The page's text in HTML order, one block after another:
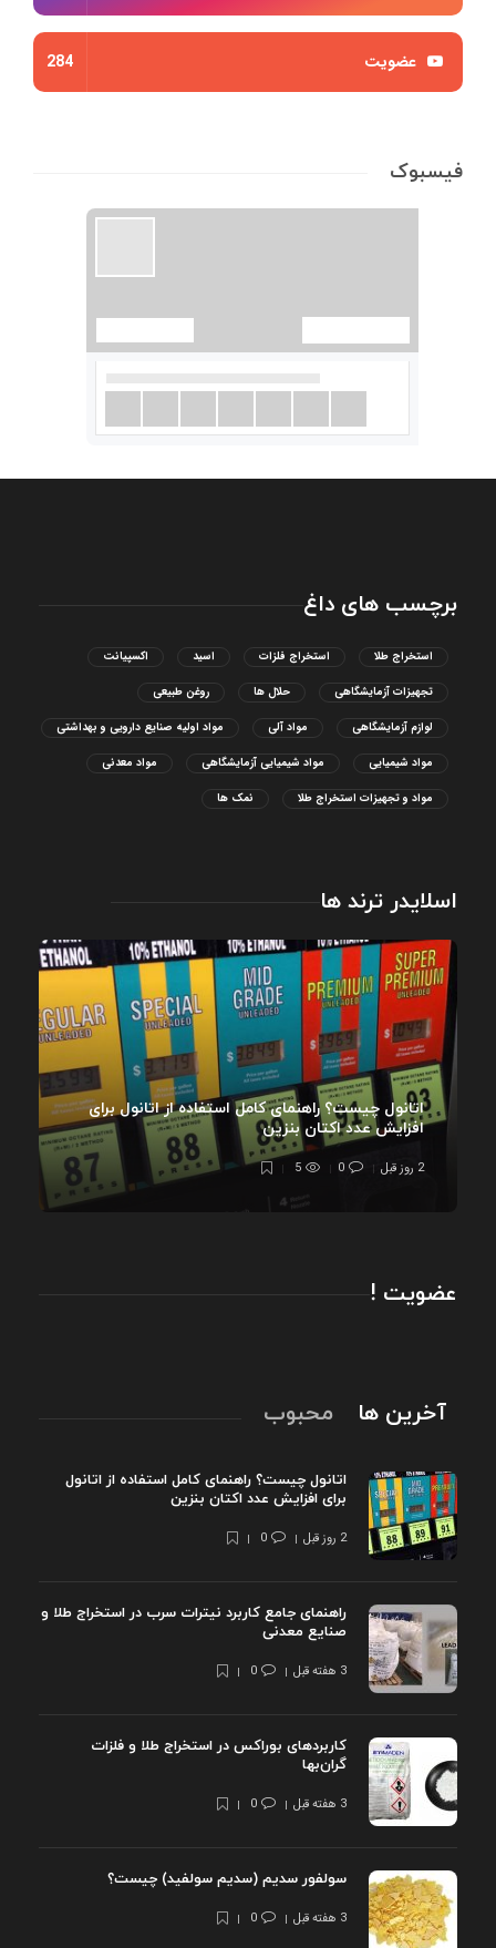
عضویت 284
فیسبوک
برچسب های داغ
استخراج طلا استخراج فلزات اسید اکسپیانت
تجهیزات آزمایشگاهی حلال ها روغن طبیعی
لوازم آزمایشگاهی مواد آلی مواد اولیه صنایع دارویی و بهداشتی
مواد شیمیایی مواد شیمیایی آزمایشگاهی مواد معدنی
مواد و تجهیزات استخراج طلا نمک ها
اسلایدر ترند ها
اتانول چیست؟ راهنمای کامل استفاده از اتانول برای
افزایش عدد اکتان بنزین
2 روز قبل 0
5
عضویت !
آخرین ها محبوب
اتانول چیست؟ راهنمای کامل استفاده از اتانول
برای افزایش عدد اکتان بنزین
2 روز قبل 0
راهنمای جامع کاربرد نیترات سرب در استخراج طلا و
صنایع معدنی
3 هفته قبل 0
کاربردهای بوراکس در استخراج طلا و فلزات
گران‌بها
3 هفته قبل 0
سولفور سدیم (سدیم سولفید) چیست؟
3 هفته قبل 0